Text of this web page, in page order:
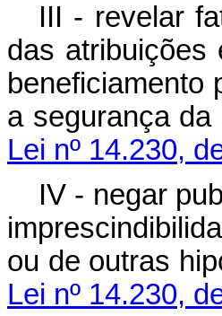
III - revelar
das atribuições
beneficiamento
a segurança
Lei nº 14.230,
IV - negar
ou de outras
Lei nº 14.230,